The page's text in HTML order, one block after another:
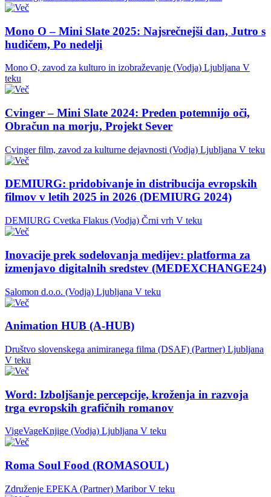
Mono O – Mini Slate 2025: Najsrečnejši dan, Jutro s
hudičem, Po nedelji
Mono O, zavod za kulturo in izobraževanje (Vodja) Ljubljana V
teku
Cvinger – Mini Slate 2024: Preden potemnijo oči,
Obračun na morju, Projekt Sever
Cvinger film, zavod za kulturne dejavnosti (Vodja) Ljubljana V teku
DEMIURG: pridobivanje in distribucija evropskih
filmov v letih 2025 in 2026 (DEMIURG 2024)
DEMIURG Cvetka Flakus (Vodja) Črni vrh V teku
Inovacije prek sodelovanja medijev: platforma za
izmenjavo digitalnih sredstev (MEDEXCHANGE24)
Salomon d.o.o. (Vodja) Ljubljana V teku
Animation HUB (A-HUB)
Društvo slovenskega animiranega filma (DSAF) (Partner) Ljubljana
V teku
Word: Izboljšanje percepcije, kroženja in razvoja
trga evropskih grafičnih romanov
VigeVageKnjige (Vodja) Ljubljana V teku
Roma Soul Food (ROMASOUL)
Združenje EPEKA (Partner) Maribor V teku